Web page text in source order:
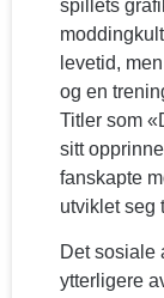
spillets
levetid,
og en
Titler som
sitt
fanskapte
utviklet seg
Det sosiale
ytterligere